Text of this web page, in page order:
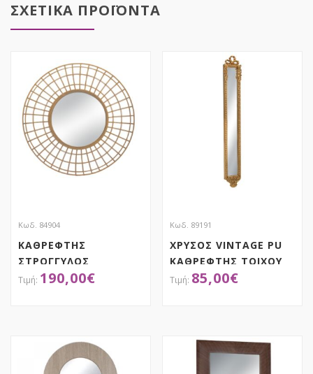
ΣΧΕΤΙΚΑ ΠΡΟΪΟΝΤΑ
Κωδ. 84904
ΚΑΘΡΕΦΤΗΣ
ΣΤΡΟΓΓΥΛΟΣ
ΜΕΤΑΛΛΙΚΟΣ
190,00€
Κωδ. 89191
ΧΡΥΣΟΣ VINTAGE PU
ΚΑΘΡΕΦΤΗΣ ΤΟΙΧΟΥ
24Χ5Χ139ΕΚ
85,00€